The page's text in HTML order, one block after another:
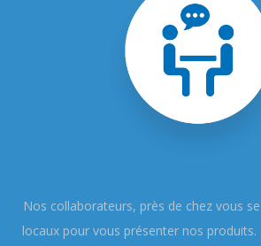
Nos collaborateurs, près de chez vous
locaux pour vous présenter nos produits.